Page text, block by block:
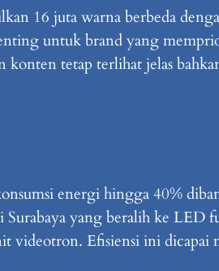
16 juta warna berbeda
untuk brand yang
konten tetap terlihat jelas
energi hingga 40%
Surabaya yang beralih ke LED
videotron. Efisiensi ini dicapai